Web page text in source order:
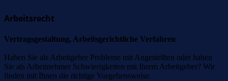
Arbeitsrecht
Vertragsgestaltung, Arbeitsgerichtliche Verfahren
Haben Sie als Arbeitgeber Probleme mit Angestellten oder haben
Sie als Arbeitnehmer Schwierigkeiten mit Ihrem Arbeitgeber? Wir
finden mit Ihnen die richtige Vorgehensweise.